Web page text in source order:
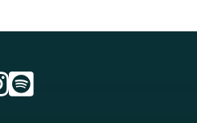
sghsgh
linkedin sgh
youtube sgh
do serwisu flickr sgh
do serwisu instagram sgh
przejdź do serwisu spotify sgh